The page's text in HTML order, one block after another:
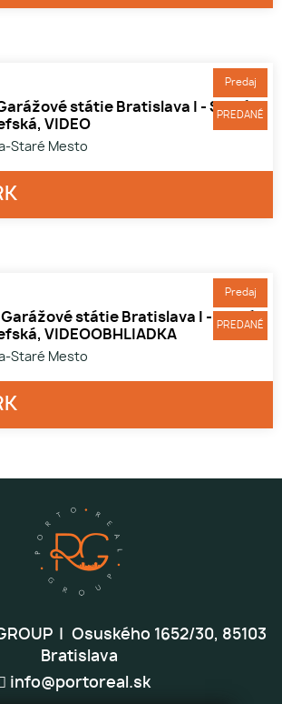
státie Bratislava I - Staré
VIDEO
Staré Mesto
Predaj
PREDANÉ
Garážové státie Bratislava I - Staré
VIDEOOBHLIADKA
Staré Mesto
Predaj
PREDANÉ
Osuského 1652/30, 85103
Bratislava
info@portoreal.sk